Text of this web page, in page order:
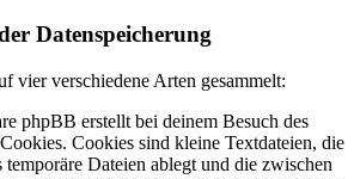
Datenspeicherung
vier verschiedene Arten gesammelt:
phpBB erstellt bei deinem Besuch des
Cookies sind kleine Textdateien, die
Dateien ablegt und die zwischen